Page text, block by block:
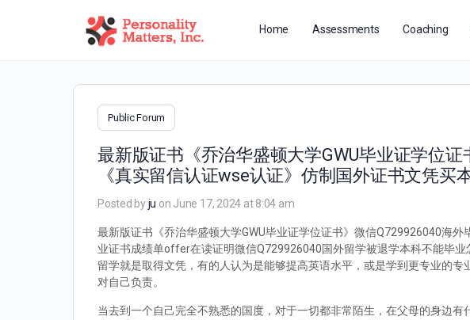
Home Assessments Coaching
Public Forum
最新版证书《乔治华盛顿大学GWU毕业证学位
《真实留信认证wse认证》仿制国外证书文凭
Posted byju on June 17, 2024 at 8:04 am
最新版证书《乔治华盛顿大学GWU毕业证学位证书》微信Q729926040海
业证书成绩单offer在读证明微信Q729926040国外留学被退学本科不能毕
留学就是取得文凭，有的人认为是能够提高英语水平，或是学到更专业的
对自己负责。
当去到一个自己完全不熟悉的国度，对于一切都非常陌生，在父母的身边